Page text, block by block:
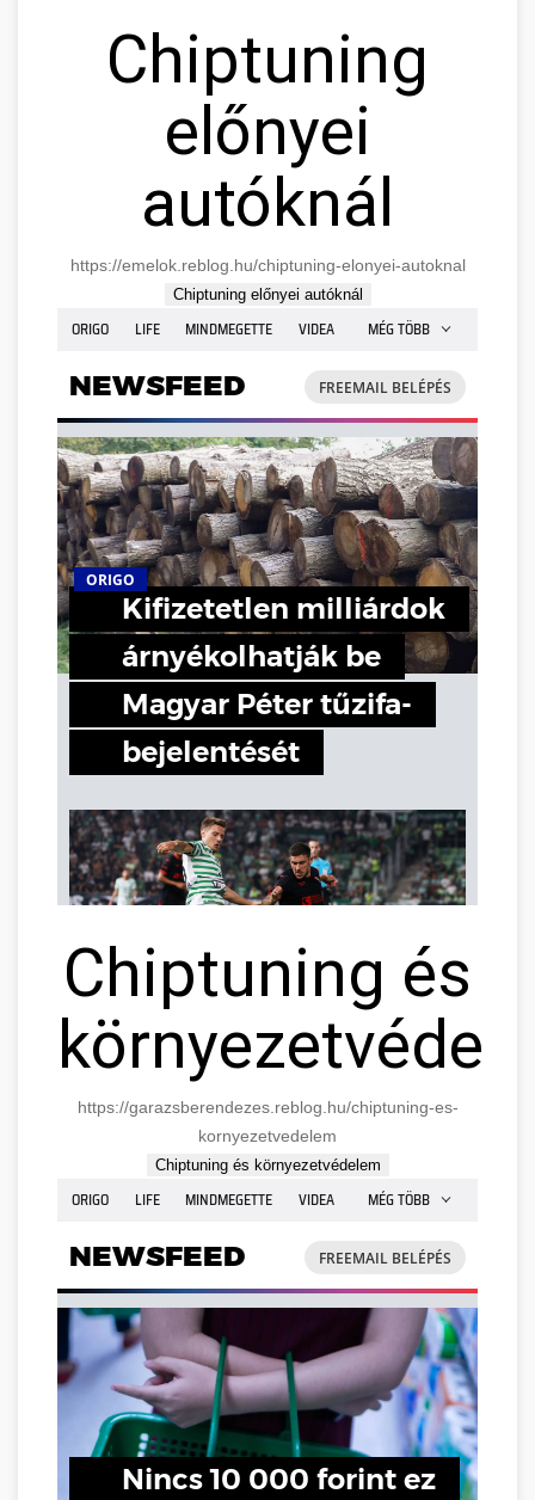
Chiptuning
előnyei
autóknál
https://emelok.reblog.hu/chiptuning-elonyei-autoknal
Chiptuning előnyei autóknál
Chiptuning és
https://garazsberendezes.reblog.hu/chiptuning-es-
kornyezetvedelem
Chiptuning és környezetvédelem